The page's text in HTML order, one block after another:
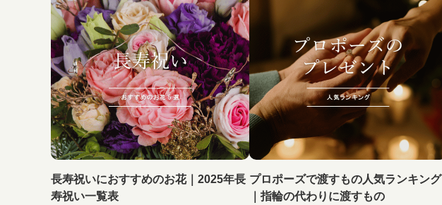
長寿祝いにおすすめのお花｜2025年長
寿祝い一覧表
プロポーズで渡すもの人気ランキング
｜指輪の代わりに渡すもの